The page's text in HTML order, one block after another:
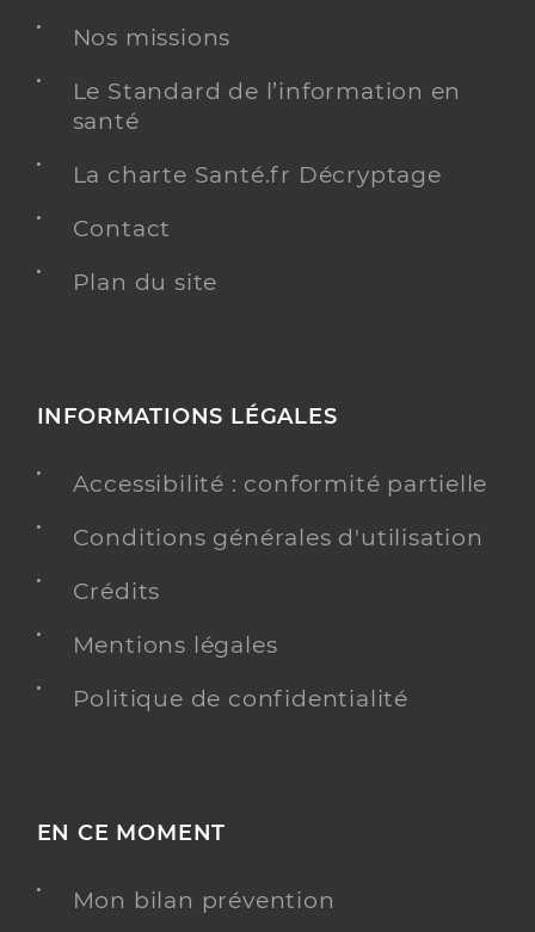
Nos missions
Le Standard de l’information en
santé
La charte Santé.fr Décryptage
Contact
Plan du site
INFORMATIONS LÉGALES
Accessibilité : conformité partielle
Conditions générales d'utilisation
Crédits
Mentions légales
Politique de confidentialité
EN CE MOMENT
Mon bilan prévention